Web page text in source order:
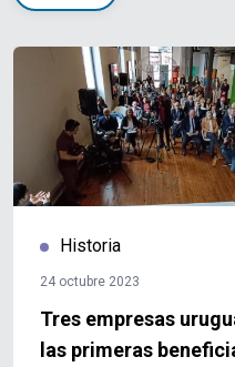
Historia
24 octubre 2023
Tres empresas
las primeras